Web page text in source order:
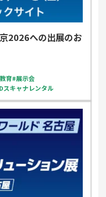
2026への出展のお
育 展示会
スキャナレンタル